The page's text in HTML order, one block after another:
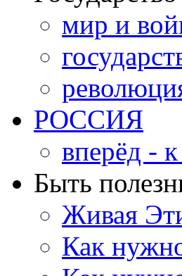
мир и
РОССИЯ
вперёд -
Быть
Живая
Как